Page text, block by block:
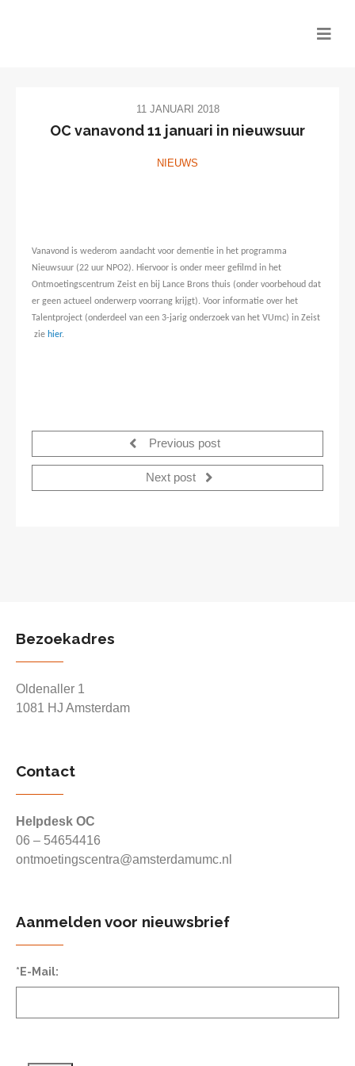
11 JANUARI 2018
OC vanavond 11 januari in nieuwsuur
NIEUWS
Vanavond is wederom aandacht voor dementie in het programma
Nieuwsuur (22 uur NPO2). Hiervoor is onder meer gefilmd in het
Ontmoetingscentrum Zeist en bij Lance Brons thuis (onder voorbehoud dat
er geen actueel onderwerp voorrang krijgt). Voor informatie over het
Talentproject (onderdeel van een 3-jarig onderzoek van het VUmc) in Zeist
zie hier.
Previous post
Next post
Bezoekadres
Oldenaller 1
1081 HJ Amsterdam
Contact
Helpdesk OC
06 – 54654416
ontmoetingscentra@amsterdamumc.nl
Aanmelden voor nieuwsbrief
*E-Mail: